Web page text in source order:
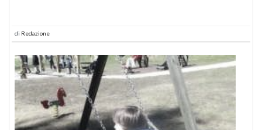
di Redazione